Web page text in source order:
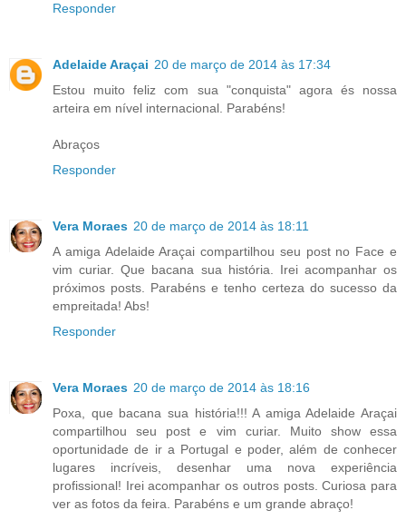
Responder
Adelaide Araçai 20 de março de 2014 às 17:34
Estou muito feliz com sua "conquista" agora és nossa
arteira em nível internacional. Parabéns!
Abraços
Responder
Vera Moraes 20 de março de 2014 às 18:11
A amiga Adelaide Araçai compartilhou seu post no Face e
vim curiar. Que bacana sua história. Irei acompanhar os
próximos posts. Parabéns e tenho certeza do sucesso da
empreitada! Abs!
Responder
Vera Moraes 20 de março de 2014 às 18:16
Poxa, que bacana sua história!!! A amiga Adelaide Araçai
compartilhou seu post e vim curiar. Muito show essa
oportunidade de ir a Portugal e poder, além de conhecer
lugares incríveis, desenhar uma nova experiência
profissional! Irei acompanhar os outros posts. Curiosa para
ver as fotos da feira. Parabéns e um grande abraço!